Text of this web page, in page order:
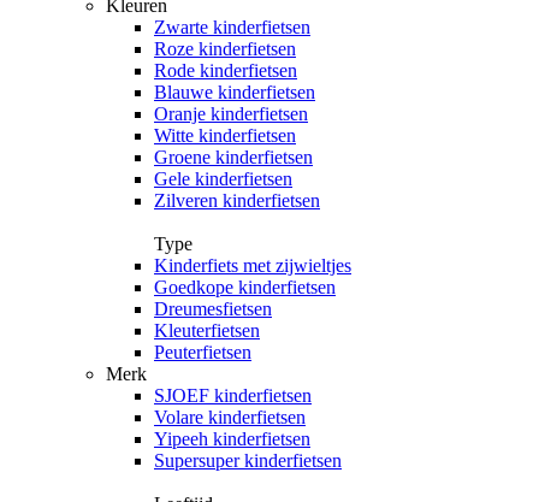
Kleuren
Zwarte kinderfietsen
Roze kinderfietsen
Rode kinderfietsen
Blauwe kinderfietsen
Oranje kinderfietsen
Witte kinderfietsen
Groene kinderfietsen
Gele kinderfietsen
Zilveren kinderfietsen
Type
Kinderfiets met zijwieltjes
Goedkope kinderfietsen
Dreumesfietsen
Kleuterfietsen
Peuterfietsen
Merk
SJOEF kinderfietsen
Volare kinderfietsen
Yipeeh kinderfietsen
Supersuper kinderfietsen